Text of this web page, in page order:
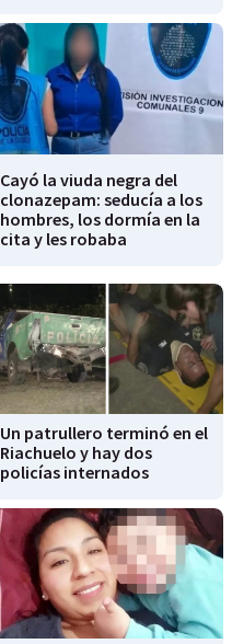
Cayó la viuda negra del
clonazepam: seducía a los
hombres, los dormía en la
cita y les robaba
Un patrullero terminó en el
Riachuelo y hay dos
policías internados